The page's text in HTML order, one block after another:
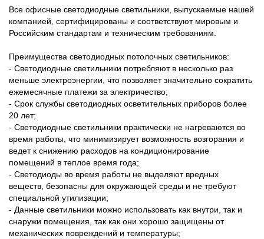
Все офисные светодиодные светильники, выпускаемые нашей
компанией, сертифицированы и соответствуют мировым и
Российским стандартам и техническим требованиям.
Преимущества светодиодных потолочных светильников:
- Светодиодные светильники потребляют в несколько раз
меньше электроэнергии, что позволяет значительно сократить
ежемесячные платежи за электричество;
- Срок службы светодиодных осветительных приборов более
20 лет;
- Светодиодные светильники практически не нагреваются во
время работы, что минимизирует возможность возгорания и
ведет к снижению расходов на кондиционирование
помещений в теплое время года;
- Светодиоды во время работы не выделяют вредных
веществ, безопасны для окружающей среды и не требуют
специальной утилизации;
- Данные светильники можно использовать как внутри, так и
снаружи помещения, так как они хорошо защищены от
механических повреждений и температуры;